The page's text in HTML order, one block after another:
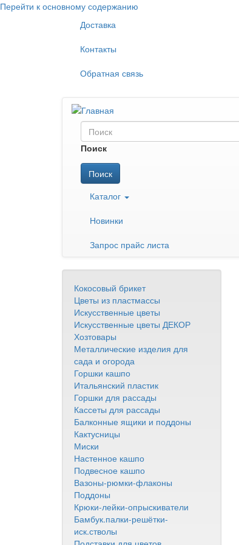
Перейти к основному содержанию
Доставка
Контакты
Обратная связь
Поиск
Поиск
Каталог
Новинки
Запрос прайс листа
Кокосовый брикет
Цветы из пластмассы
Искусственные цветы
Искусственные цветы ДЕКОР
Хозтовары
Металлические изделия для
сада и огорода
Горшки кашпо
Итальянский пластик
Горшки для рассады
Кассеты для рассады
Балконные ящики и поддоны
Кактусницы
Миски
Настенное кашпо
Подвесное кашпо
Вазоны-рюмки-флаконы
Поддоны
Крюки-лейки-опрыскиватели
Бамбук.палки-решётки-
иск.стволы